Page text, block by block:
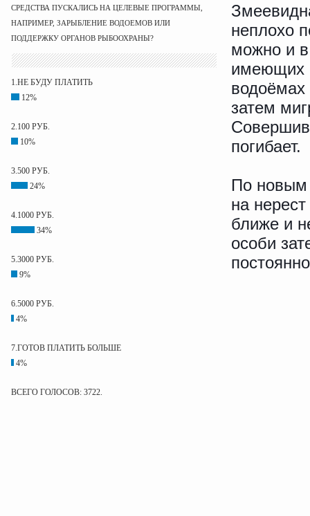
СРЕДСТВА ПУСКАЛИСЬ НА ЦЕЛЕВЫЕ ПРОГРАММЫ,
НАПРИМЕР, ЗАРЫБЛЕНИЕ ВОДОЕМОВ ИЛИ
ПОДДЕРЖКУ ОРГАНОВ РЫБООХРАНЫ?
1.НЕ БУДУ ПЛАТИТЬ
12%
2.100 РУБ.
10%
3.500 РУБ.
24%
4.1000 РУБ.
34%
5.3000 РУБ.
9%
6.5000 РУБ.
4%
7.ГОТОВ ПЛАТИТЬ БОЛЬШЕ
4%
ВСЕГО ГОЛОСОВ: 3722.
неплохо
можно и
имеющих
водоёмах
затем
Совершив
погибает.
По новым
на
ближе и
особи